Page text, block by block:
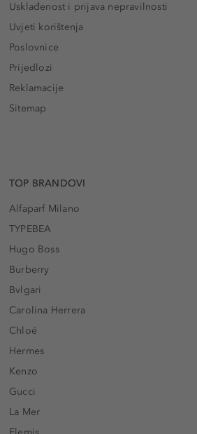
Usklađenost i prijava nepravilnosti
Uvjeti korištenja
Poslovnice
Prijedlozi
Reklamacije
Sitemap
TOP BRANDOVI
Alfaparf Milano
TYPEBEA
Hugo Boss
Burberry
Bvlgari
Carolina Herrera
Chloé
Hermes
Kenzo
Gucci
La Mer